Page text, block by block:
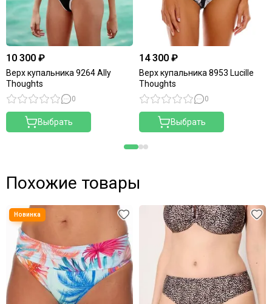
10 300 ₽
Верх купальника 9264 Ally
Thoughts
0
Выбрать
14 300 ₽
Верх купальника 8953 Lucille
Thoughts
0
Выбрать
Похожие товары